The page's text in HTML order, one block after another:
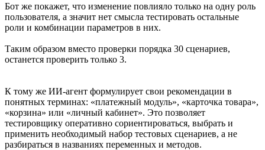
Бот же покажет, что изменение повлияло только на одну роль
пользователя, а значит нет смысла тестировать остальные
роли и комбинации параметров в них.
Таким образом вместо проверки порядка 30 сценариев,
останется проверить только 3.
К тому же ИИ-агент формулирует свои рекомендации в
понятных терминах: «платежный модуль», «карточка товара»,
«корзина» или «личный кабинет». Это позволяет
тестировщику оперативно сориентироваться, выбрать и
применить необходимый набор тестовых сценариев, а не
разбираться в названиях переменных и методов.